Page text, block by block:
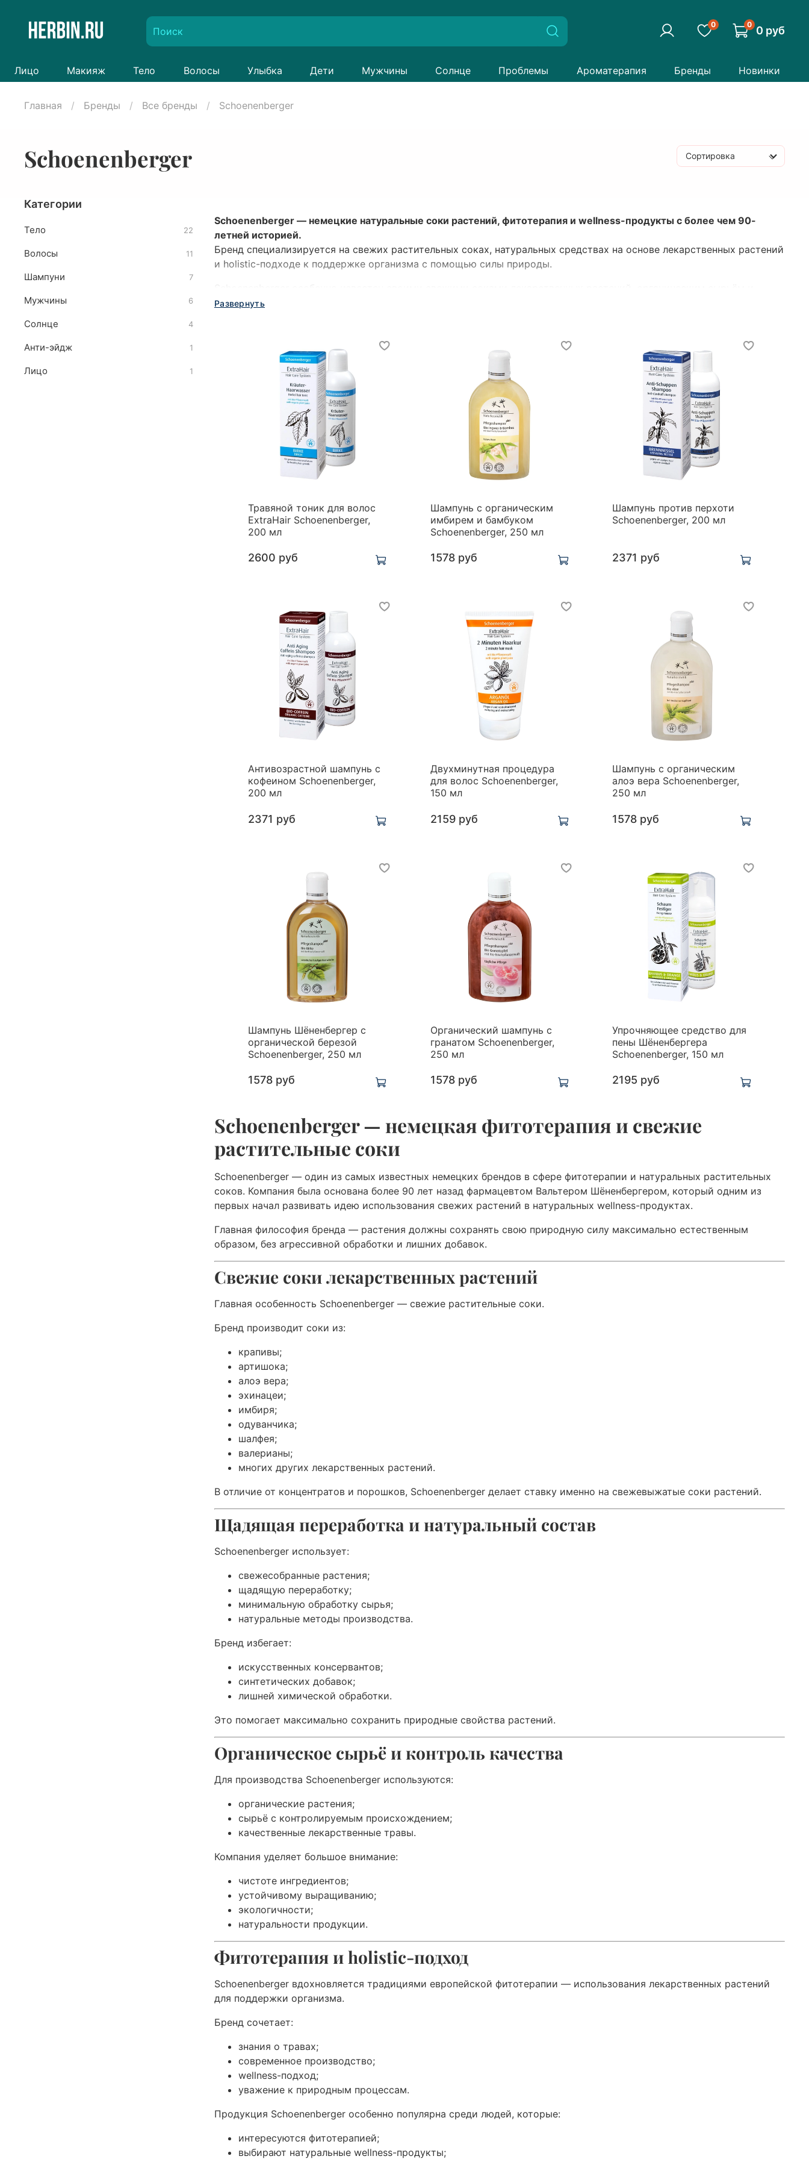
0 0 0 руб
Лицо Макияж Тело Волосы Улыбка Дети Мужчины Солнце Проблемы Ароматерапия Бренды Новинки
Главная Бренды Все бренды Schoenenberger
Schoenenberger Сортировка
Schoenenberger — немецкие натуральные соки растений, фитотерапия и wellness-продукты с более чем 90-
летней историей.
Бренд специализируется на свежих растительных соках, натуральных средствах на основе лекарственных растений
и holistic-подходе к поддержке организма с помощью силы природы.
щадящей переработкой растений без концентратов и искусственных добавок.
Развернуть
Травяной тоник для волос
ExtraHair Schoenenberger,
200 мл
2600 руб
Шампунь с органическим
имбирем и бамбуком
Schoenenberger, 250 мл
1578 руб
Шампунь против перхоти
Schoenenberger, 200 мл
2371 руб
Антивозрастной шампунь с
кофеином Schoenenberger,
200 мл
2371 руб
Двухминутная процедура
для волос Schoenenberger,
150 мл
2159 руб
Шампунь с органическим
алоэ вера Schoenenberger,
250 мл
1578 руб
Шампунь Шёненбергер с
органической березой
Schoenenberger, 250 мл
1578 руб
Органический шампунь с
гранатом Schoenenberger,
250 мл
1578 руб
Упрочняющее средство для
пены Шёненбергера
Schoenenberger, 150 мл
2195 руб
Schoenenberger — немецкая фитотерапия и свежие
растительные соки
Schoenenberger — один из самых известных немецких брендов в сфере фитотерапии и натуральных растительных
соков. Компания была основана более 90 лет назад фармацевтом Вальтером Шёненбергером, который одним из
первых начал развивать идею использования свежих растений в натуральных wellness-продуктах.
Главная философия бренда — растения должны сохранять свою природную силу максимально естественным
образом, без агрессивной обработки и лишних добавок.
Свежие соки лекарственных растений
Главная особенность Schoenenberger — свежие растительные соки.
Бренд производит соки из:
крапивы;
артишока;
алоэ вера;
эхинацеи;
имбиря;
одуванчика;
шалфея;
валерианы;
многих других лекарственных растений.
В отличие от концентратов и порошков, Schoenenberger делает ставку именно на свежевыжатые соки растений.
Щадящая переработка и натуральный состав
Schoenenberger использует:
свежесобранные растения;
щадящую переработку;
минимальную обработку сырья;
натуральные методы производства.
Бренд избегает:
искусственных консервантов;
синтетических добавок;
лишней химической обработки.
Это помогает максимально сохранить природные свойства растений.
Органическое сырьё и контроль качества
Для производства Schoenenberger используются:
органические растения;
сырьё с контролируемым происхождением;
качественные лекарственные травы.
Компания уделяет большое внимание:
чистоте ингредиентов;
устойчивому выращиванию;
экологичности;
натуральности продукции.
Фитотерапия и holistic-подход
Schoenenberger вдохновляется традициями европейской фитотерапии — использования лекарственных растений
для поддержки организма.
Бренд сочетает:
знания о травах;
современное производство;
wellness-подход;
уважение к природным процессам.
Продукция Schoenenberger особенно популярна среди людей, которые:
интересуются фитотерапией;
выбирают натуральные wellness-продукты;
Категории
Тело 22
Волосы 11
Шампуни 7
Мужчины 6
Солнце 4
Анти-эйдж 1
Лицо 1